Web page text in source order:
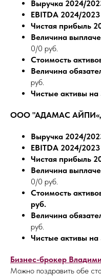
Выручка 2024/
EBITDA 2024/2023
Чистая прибыль
Величина
0/0 руб.
Стоимость
Величина
руб.
Чистые активы на
ООО "АДАМАС АЙПИ«,
Выручка 2024/
EBITDA 2024/2023
Чистая прибыль
Величина
0/0 руб.
Стоимость
руб.
Величина
руб.
Чистые активы на
Бизнес-брокер
Можно поздравить обе